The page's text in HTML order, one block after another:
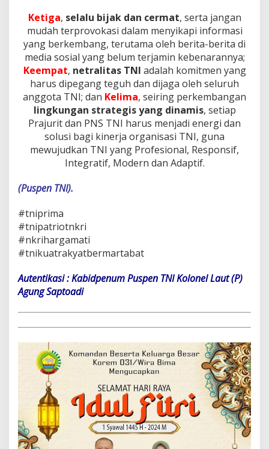
Ketiga, selalu bijak dan cermat, serta jangan
mudah terprovokasi dalam menyikapi informasi
yang berkembang, terutama oleh berita-berita di
media sosial yang belum terjamin kebenarannya;
Keempat, netralitas TNI adalah komitmen yang
harus dipegang teguh dan dijaga oleh seluruh
anggota TNI; dan Kelima, seiring perkembangan
lingkungan strategis yang dinamis, setiap
Prajurit dan PNS TNI harus menjadi energi dan
solusi bagi kinerja organisasi TNI, guna
mewujudkan TNI yang Profesional, Responsif,
Integratif, Modern dan Adaptif.
(Puspen TNI).
#tniprima
#tnipatriotnkri
#nkrihargamati
#tnikuatrakyatbermartabat
Autentikasi : Kabidpenum Puspen TNI Kolonel Laut (P)
Agung Saptoadi